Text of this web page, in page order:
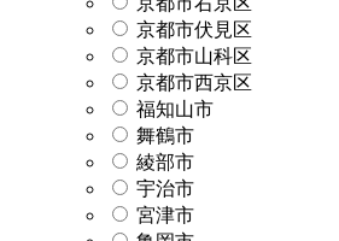
京都市伏見区
京都市山科区
京都市西京区
福知山市
舞鶴市
綾部市
宇治市
宮津市